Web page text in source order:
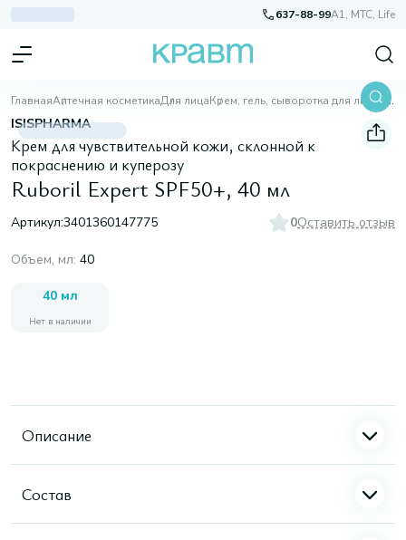
637-88-99A1, МТС, Life
ГлавнаяАптечная косметикаДля лицаКрем, гель, сыворотка для лица Ruboril Expert SPF50+, 40 мл
ISISPHARMA
Крем для чувствительной кожи, склонной к
покраснению и куперозу
Ruboril Expert SPF50+, 40 мл
Артикул:3401360147775 0Оставить отзыв
Объем, мл: 40
40 мл
Нет в наличии
Описание
Состав